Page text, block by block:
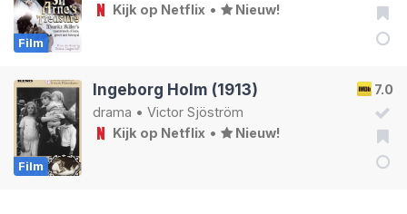
Film
Kijk op Netflix • Nieuw!
Film
7.0
Ingeborg Holm (1913)
drama • Victor Sjöström
Kijk op Netflix • Nieuw!